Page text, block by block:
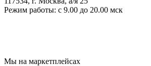
Режим работы: с 9.00 до 20.00 мск
Мы на маркетплейсах